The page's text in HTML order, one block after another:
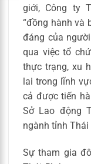
giới, Công ty
“đồng hành và
đáng của
qua việc tổ
thực trạng, xu
lai trong lĩnh
cả được tiến
Sở Lao động
ngành tỉnh Thái
Sự tham gia